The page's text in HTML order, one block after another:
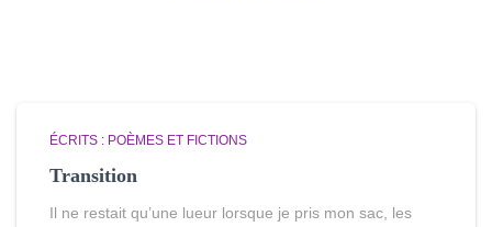
ÉCRITS : POÈMES ET FICTIONS
Transition
Il ne restait qu’une lueur lorsque je pris mon sac, les